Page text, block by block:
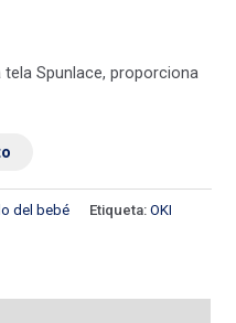
Spunlace, proporciona
del bebé Etiqueta:OKI